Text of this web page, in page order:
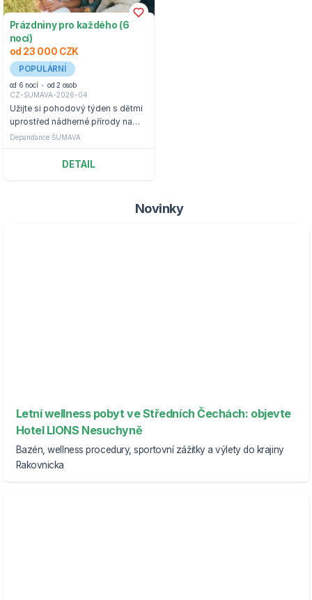
Prázdniny pro každého (6
nocí)
od 23 000 CZK
POPULÁRNÍ
od 6 nocí
od 2 osob
CZ-SUMAVA-2026-04
Užijte si pohodový týden s dětmi
uprostřed nádherné přírody na
Šumavě.
Depandance ŠUMAVA
DETAIL
Novinky
Letní wellness pobyt ve Středních Čechách: objevte
Hotel LIONS Nesuchyně
Bazén, wellness procedury, sportovní zážitky a výlety do krajiny
Rakovnicka